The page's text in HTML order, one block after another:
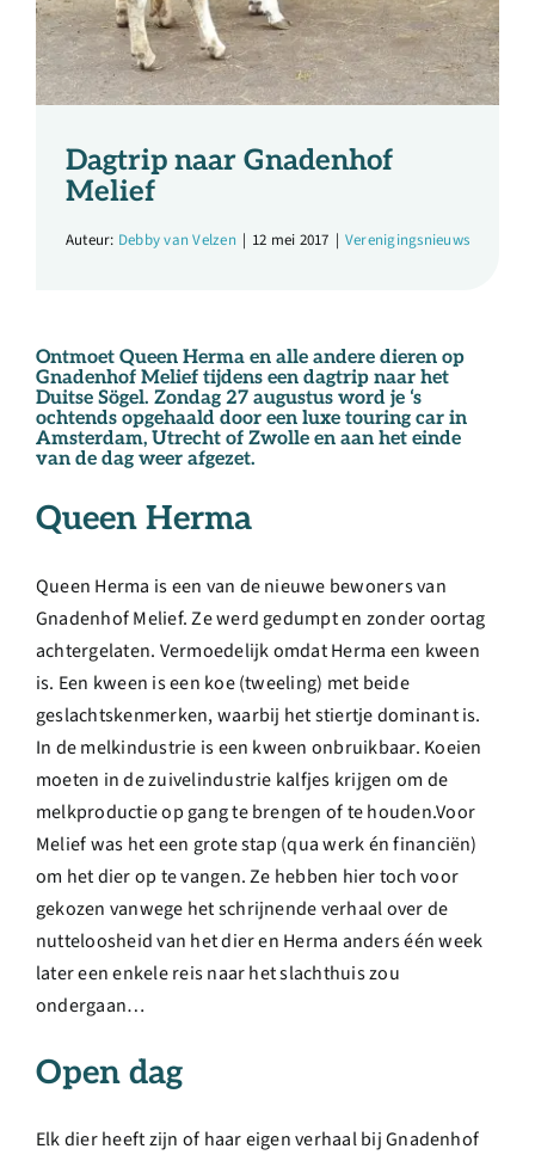
Over ons
Ondernemer
Contact
Doneren
English
Dagtrip naar Gnadenhof
Melief
Auteur: Debby van Velzen | 12 mei 2017 | Verenigingsnieuws
Ontmoet Queen Herma en alle andere dieren op
Gnadenhof Melief tijdens een dagtrip naar het
Duitse Sögel. Zondag 27 augustus word je ‘s
ochtends opgehaald door een luxe touring car in
Amsterdam, Utrecht of Zwolle en aan het einde
van de dag weer afgezet.
Queen Herma
Queen Herma is een van de nieuwe bewoners van
Gnadenhof Melief. Ze werd gedumpt en zonder oortag
achtergelaten. Vermoedelijk omdat Herma een kween
is. Een kween is een koe (tweeling) met beide
geslachtskenmerken, waarbij het stiertje dominant is.
In de melkindustrie is een kween onbruikbaar. Koeien
moeten in de zuivelindustrie kalfjes krijgen om de
melkproductie op gang te brengen of te houden.Voor
Melief was het een grote stap (qua werk én financiën)
om het dier op te vangen. Ze hebben hier toch voor
gekozen vanwege het schrijnende verhaal over de
nutteloosheid van het dier en Herma anders één week
later een enkele reis naar het slachthuis zou
ondergaan…
Open dag
Elk dier heeft zijn of haar eigen verhaal bij Gnadenhof